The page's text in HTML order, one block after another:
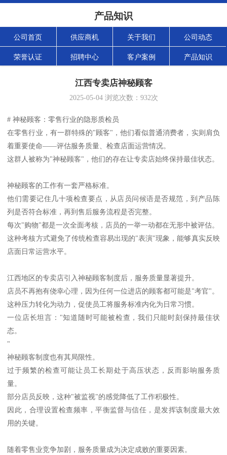
产品知识
公司首页 供应商机 关于我们 公司动态
荣誉认证 招聘中心 客户案例 产品知识
江西专卖店神秘顾客
2025-05-04浏览次数： 932次
# 神秘顾客：零售行业的隐形质检员
在零售行业，有一群特殊的"顾客"，他们看似普通消费者，实则肩负
着重要使命——评估服务质量、检查店面运营情况。
这群人被称为"神秘顾客"，他们的存在让专卖店始终保持最佳状态。
神秘顾客的工作有一套严格标准。
他们需要记住几十项检查要点，从店员问候语是否规范，到产品陈
列是否符合标准，再到售后服务流程是否完整。
每次"购物"都是一次全面考核，店员的一举一动都在无形中被评估。
这种考核方式避免了传统检查容易出现的"表演"现象，能够真实反映
店面日常运营水平。
江西地区的专卖店引入神秘顾客制度后，服务质量显著提升。
店员不再抱有侥幸心理，因为任何一位进店的顾客都可能是"考官"。
这种压力转化为动力，促使员工将服务标准内化为日常习惯。
一位店长坦言："知道随时可能被检查，我们只能时刻保持最佳状
态。
"
神秘顾客制度也有其局限性。
过于频繁的检查可能让员工长期处于高压状态，反而影响服务质
量。
部分店员反映，这种"被监视"的感觉降低了工作积极性。
因此，合理设置检查频率，平衡监督与信任，是发挥该制度最大效
用的关键。
随着零售业竞争加剧，服务质量成为决定成败的重要因素。